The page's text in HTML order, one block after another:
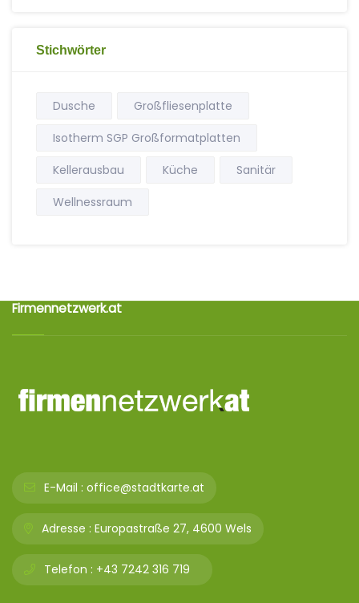
Stichwörter
Dusche
Großfliesenplatte
Isotherm SGP Großformatplatten
Kellerausbau
Küche
Sanitär
Wellnessraum
Firmennetzwerk.at
E-Mail : office@stadtkarte.at
Adresse : Europastraße 27, 4600 Wels
Telefon : +43 7242 316 719